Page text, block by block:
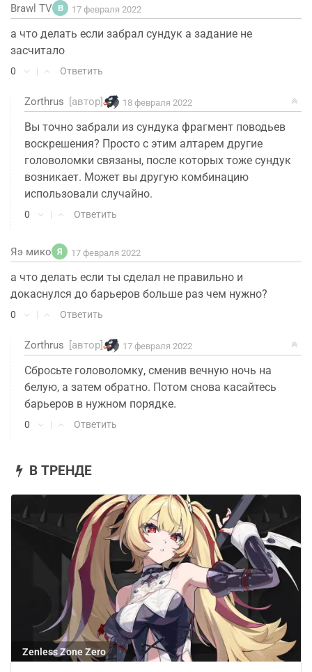
Brawl TV B 17 февраля 2022
а что делать если забрал сундук а задание не
засчитало
0 | Ответить
Zorthrus [автор] 18 февраля 2022
Вы точно забрали из сундука фрагмент поводьев
воскрешения? Просто с этим алтарем другие
головоломки связаны, после которых тоже сундук
возникает. Может вы другую комбинацию
использовали случайно.
0 | Ответить
Яэ мико Я 17 февраля 2022
а что делать если ты сделал не правильно и
докаснулся до барьеров больше раз чем нужно?
0 | Ответить
Zorthrus [автор] 17 февраля 2022
Сбросьте головоломку, сменив вечную ночь на
белую, а затем обратно. Потом снова касайтесь
барьеров в нужном порядке.
0 | Ответить
В ТРЕНДЕ
Zenless Zone Zero